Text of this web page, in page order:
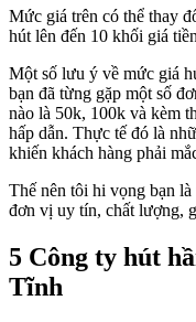
Mức giá trên có thể thay
hút lên đến 10 khối giá
Một số lưu ý về mức giá
bạn đã từng gặp một số
nào là 50k, 100k và kèm
hấp dẫn. Thực tế đó là
khiến khách hàng phải
Thế nên tôi hi vọng bạn
đơn vị uy tín, chất lượng,
5 Công ty hút
Tĩnh